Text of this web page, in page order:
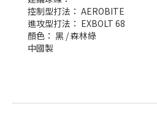
控制型打法： AEROBITE
進攻型打法： EXBOLT 68
顏色： 黑 / 森林綠
中國製